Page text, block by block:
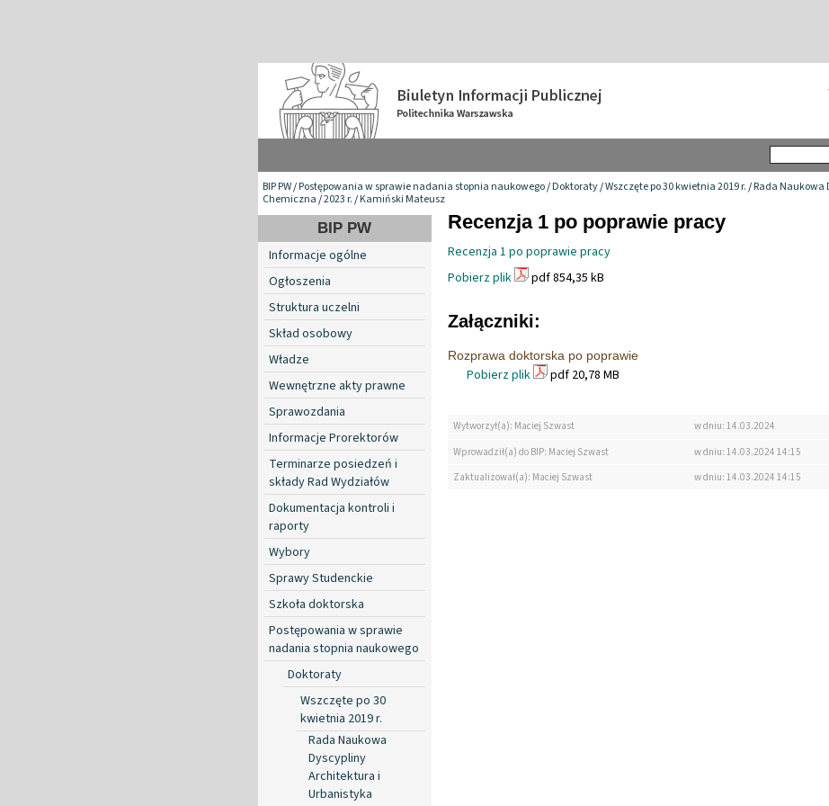
BIP PW/Postępowania w sprawie nadania stopnia naukowego/Doktoraty/Wszczęte po 30 kwietnia 2019 r./Rada Naukowa
Chemiczna/2023 r./Kamiński Mateusz
BIP PW
Informacje ogólne
Ogłoszenia
Struktura uczelni
Skład osobowy
Władze
Wewnętrzne akty prawne
Sprawozdania
Informacje Prorektorów
Terminarze posiedzeń i
składy Rad Wydziałów
Dokumentacja kontroli i
raporty
Wybory
Sprawy Studenckie
Szkoła doktorska
Postępowania w sprawie
nadania stopnia naukowego
Doktoraty
Wszczęte po 30
kwietnia 2019 r.
Rada Naukowa
Dyscypliny
Architektura i
Urbanistyka
Recenzja 1 po poprawie pracy
Recenzja 1 po poprawie pracy
Pobierz plik
pdf 854,35 kB
Załączniki:
Rozprawa doktorska po poprawie
Pobierz plik pdf 20,78 MB
Wytworzył(a): Maciej Szwast
w dniu: 14.03.2024
Wprowadził(a) do BIP: Maciej Szwast
w dniu: 14.03.2024 14:15
Zaktualizował(a): Maciej Szwast
w dniu: 14.03.2024 14:15